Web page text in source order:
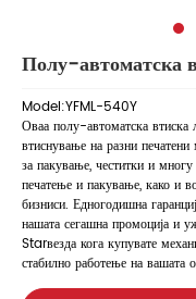
Полу-автоматска
Model:YFML-540Y
Оваа полу-автоматска
втиснување на разни
за пакување, честитки и
печатење и пакување, како и
бизниси. Едногодишна
нашата сегашна промоција и
Starвезда кога купувате
стабилно работење на вашата